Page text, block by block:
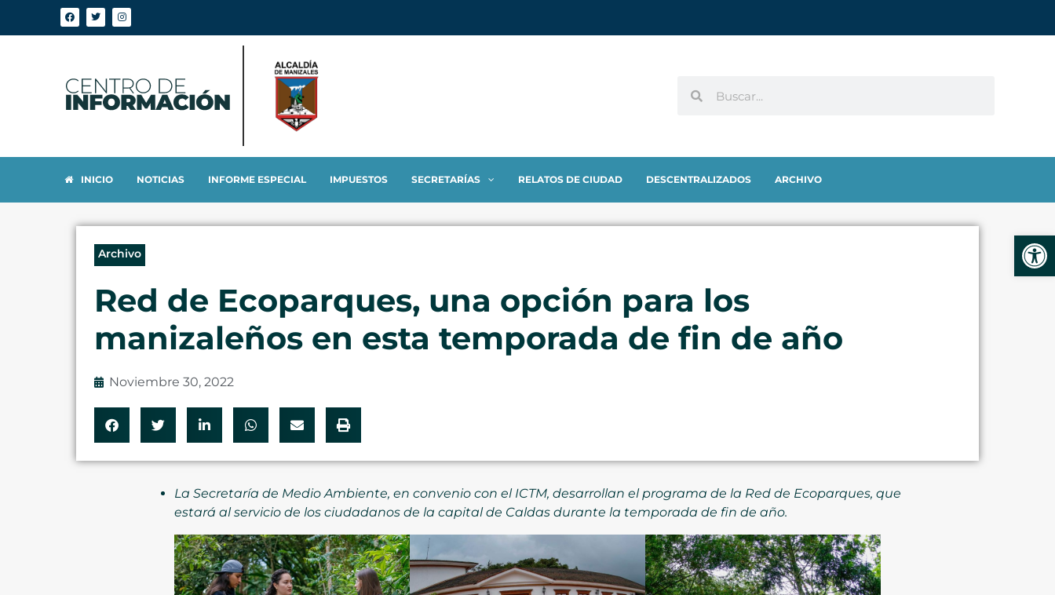
INICIO NOTICIAS INFORME ESPECIAL IMPUESTOS SECRETARÍAS RELATOS DE CIUDAD DESCENTRALIZADOS ARCHIVO
Archivo
Red de Ecoparques, una opción para los
manizaleños en esta temporada de fin de año
Noviembre 30, 2022
La Secretaría de Medio Ambiente, en convenio con el ICTM, desarrollan el programa de la Red de Ecoparques, que
estará al servicio de los ciudadanos de la capital de Caldas durante la temporada de fin de año.